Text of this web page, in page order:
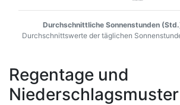
Durchschnittliche Sonnenstunden
Durchschnittswerte der täglichen
Regentage und
Niederschlagsmuster